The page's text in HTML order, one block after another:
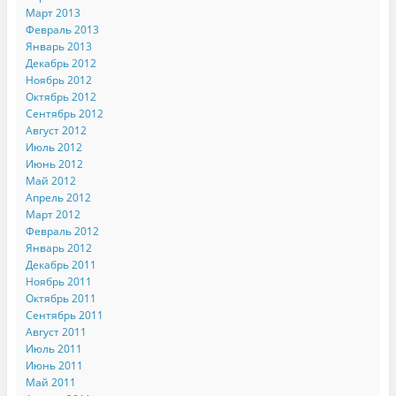
Март 2013
Февраль 2013
Январь 2013
Декабрь 2012
Ноябрь 2012
Октябрь 2012
Сентябрь 2012
Август 2012
Июль 2012
Июнь 2012
Май 2012
Апрель 2012
Март 2012
Февраль 2012
Январь 2012
Декабрь 2011
Ноябрь 2011
Октябрь 2011
Сентябрь 2011
Август 2011
Июль 2011
Июнь 2011
Май 2011